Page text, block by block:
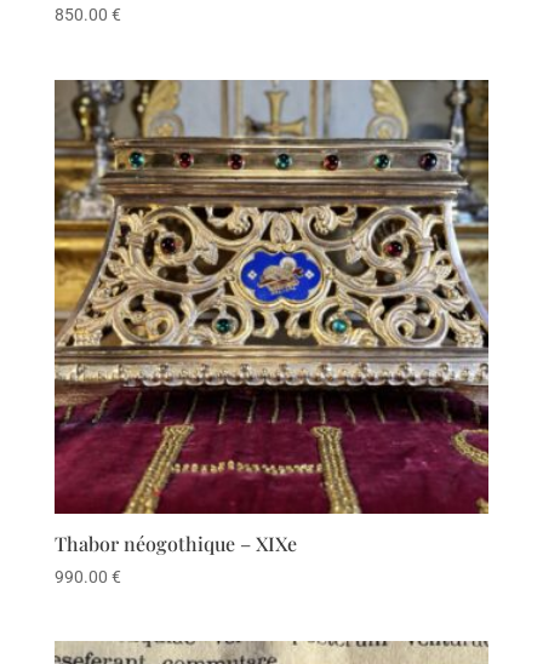
850.00 €
Thabor néogothique – XIXe
990.00 €